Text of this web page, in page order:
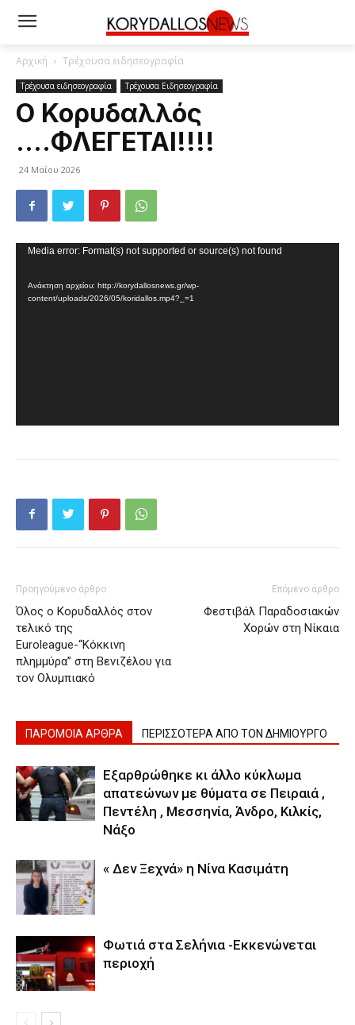
Αρχική Τρέχουσα ειδησεογραφία
Τρέχουσα ειδησεογραφία Τρέχουσα Ειδησεογραφία
Ο Κορυδαλλός
….ΦΛΕΓΕΤΑΙ!!!!
24 Μαΐου 2026
Πρόγραμμα
Βίντεο
Media error: Format(s) not supported or source(s) not found
Ανάκτηση αρχείου: http://korydallosnews.gr/wp-
content/uploads/2026/05/koridallos.mp4?_=1
Προηγούμενο άρθρο
Όλος ο Κορυδαλλός στον
τελικό της
Euroleague-“Κόκκινη
πλημμύρα” στη Βενιζέλου για
τον Ολυμπιακό
Επόμενο άρθρο
Φεστιβάλ Παραδοσιακών
Χορών στη Νίκαια
ΠΑΡΟΜΟΙΑ ΑΡΘΡΑ ΠΕΡΙΣΣΟΤΕΡΑ ΑΠΟ ΤΟΝ ΔΗΜΙΟΥΡΓΟ
Εξαρθρώθηκε κι άλλο κύκλωμα
απατεώνων με θύματα σε Πειραιά ,
Πεντέλη , Μεσσηνία, Άνδρο, Κιλκίς,
Νάξο
« Δεν Ξεχνά» η Νίνα Κασιμάτη
Φωτιά στα Σελήνια -Εκκενώνεται
περιοχή